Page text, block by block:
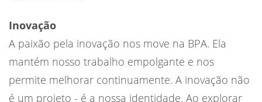
Inovação
A paixão pela inovação nos move na BPA. Ela
mantém nosso trabalho empolgante e nos
permite melhorar continuamente. A inovação não
é um projeto - é a nossa identidade. Ao explorar